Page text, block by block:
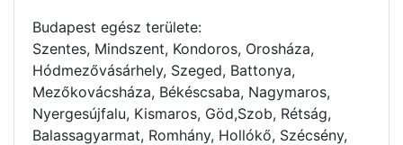
Budapest egész területe:
Szentes, Mindszent, Kondoros, Orosháza,
Hódmezővásárhely, Szeged, Battonya,
Mezőkovácsháza, Békéscsaba, Nagymaros,
Nyergesújfalu, Kismaros, Göd,Szob, Rétság,
Balassagyarmat, Romhány, Hollókő, Szécsény,